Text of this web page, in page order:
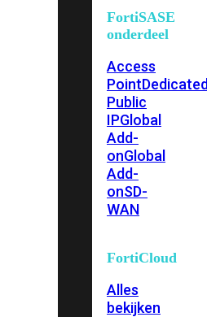
FortiSASE
onderdeel
Access
PointDedicated
Public
IPGlobal
Add-
onGlobal
Add-
onSD-
WAN
FortiCloud
Alles
bekijken